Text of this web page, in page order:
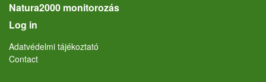
Natura2000 monitorozás
User account menu
Log in
Lábléc
Adatvédelmi tájékoztató
Contact